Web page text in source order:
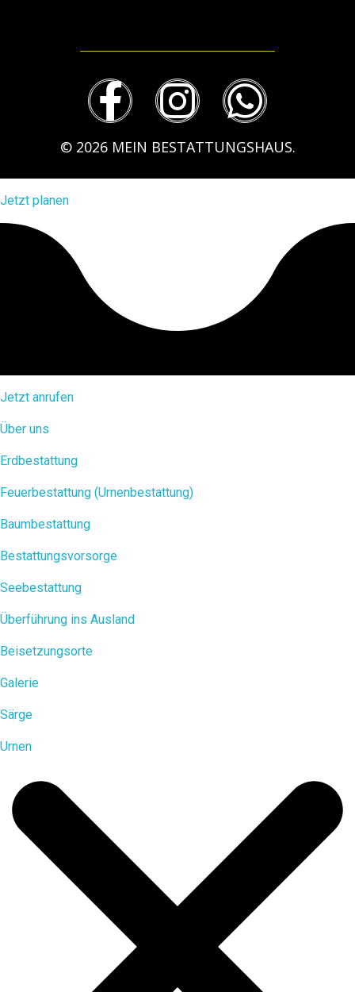
© 2026 MEIN BESTATTUNGSHAUS.
Jetzt planen
Jetzt anrufen
Über uns
Erdbestattung
Feuerbestattung (Urnenbestattung)
Baumbestattung
Bestattungsvorsorge
Seebestattung
Überführung ins Ausland
Beisetzungsorte
Galerie
Särge
Urnen